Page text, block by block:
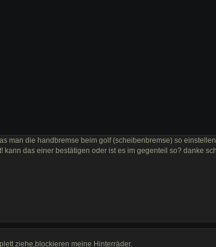
man die handbremse beim golf (scheibenbremse) so
das einer bestätigen oder ist es im gegenteil so? danke
ziehe,blockieren meine Hinterräder.